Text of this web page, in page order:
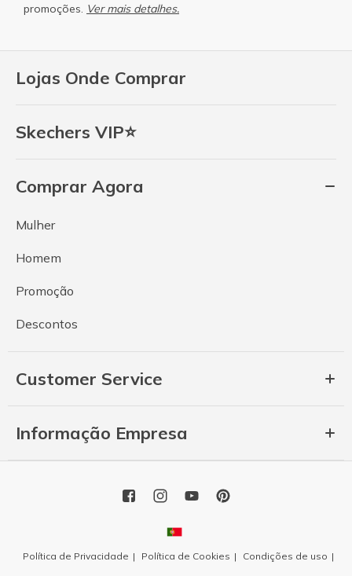
Lojas Onde Comprar
Skechers VIP⭐
Comprar Agora
Mulher
Homem
Promoção
Descontos
Customer Service
Informação Empresa
promoções. Ver mais detalhes.
Política de Privacidade Política de Cookies
Condições de uso